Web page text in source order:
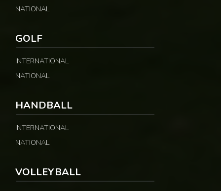
NATIONAL
GOLF
INTERNATIONAL
NATIONAL
HANDBALL
INTERNATIONAL
NATIONAL
VOLLEYBALL